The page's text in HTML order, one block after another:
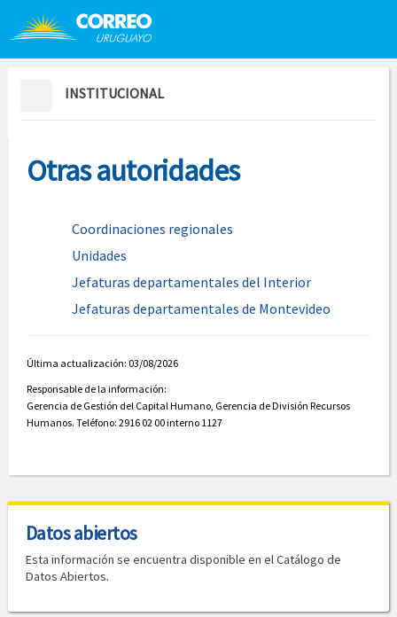
Saltar al contenido
INSTITUCIONAL
Otras autoridades
Coordinaciones regionales
Unidades
Jefaturas departamentales del Interior
Jefaturas departamentales de Montevideo
Última actualización: 03/08/2026
Responsable de la información:
Gerencia de Gestión del Capital Humano, Gerencia de División Recursos
Humanos. Teléfono: 2916 02 00 interno 1127
Datos abiertos
Esta información se encuentra disponible en el Catálogo de
Datos Abiertos.